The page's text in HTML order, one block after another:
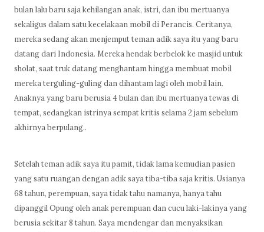
bulan lalu baru saja kehilangan anak, istri, dan ibu mertuanya
sekaligus dalam satu kecelakaan mobil di Perancis. Ceritanya,
mereka sedang akan menjemput teman adik saya itu yang baru
datang dari Indonesia. Mereka hendak berbelok ke masjid untuk
sholat, saat truk datang menghantam hingga membuat mobil
mereka terguling-guling dan dihantam lagi oleh mobil lain.
Anaknya yang baru berusia 4 bulan dan ibu mertuanya tewas di
tempat, sedangkan istrinya sempat kritis selama 2 jam sebelum
akhirnya berpulang..
Setelah teman adik saya itu pamit, tidak lama kemudian pasien
yang satu ruangan dengan adik saya tiba-tiba saja kritis. Usianya
68 tahun, perempuan, saya tidak tahu namanya, hanya tahu
dipanggil Opung oleh anak perempuan dan cucu laki-lakinya yang
berusia sekitar 8 tahun. Saya mendengar dan menyaksikan